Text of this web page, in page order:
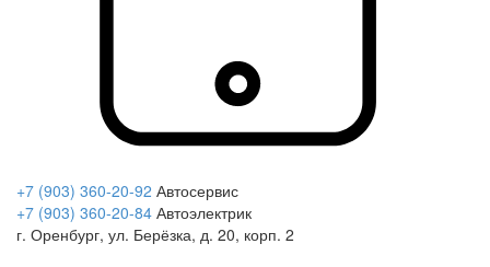
+7 (903) 360-20-92 Автосервис
+7 (903) 360-20-84 Автоэлектрик
г. Оренбург, ул. Берёзка, д. 20, корп. 2